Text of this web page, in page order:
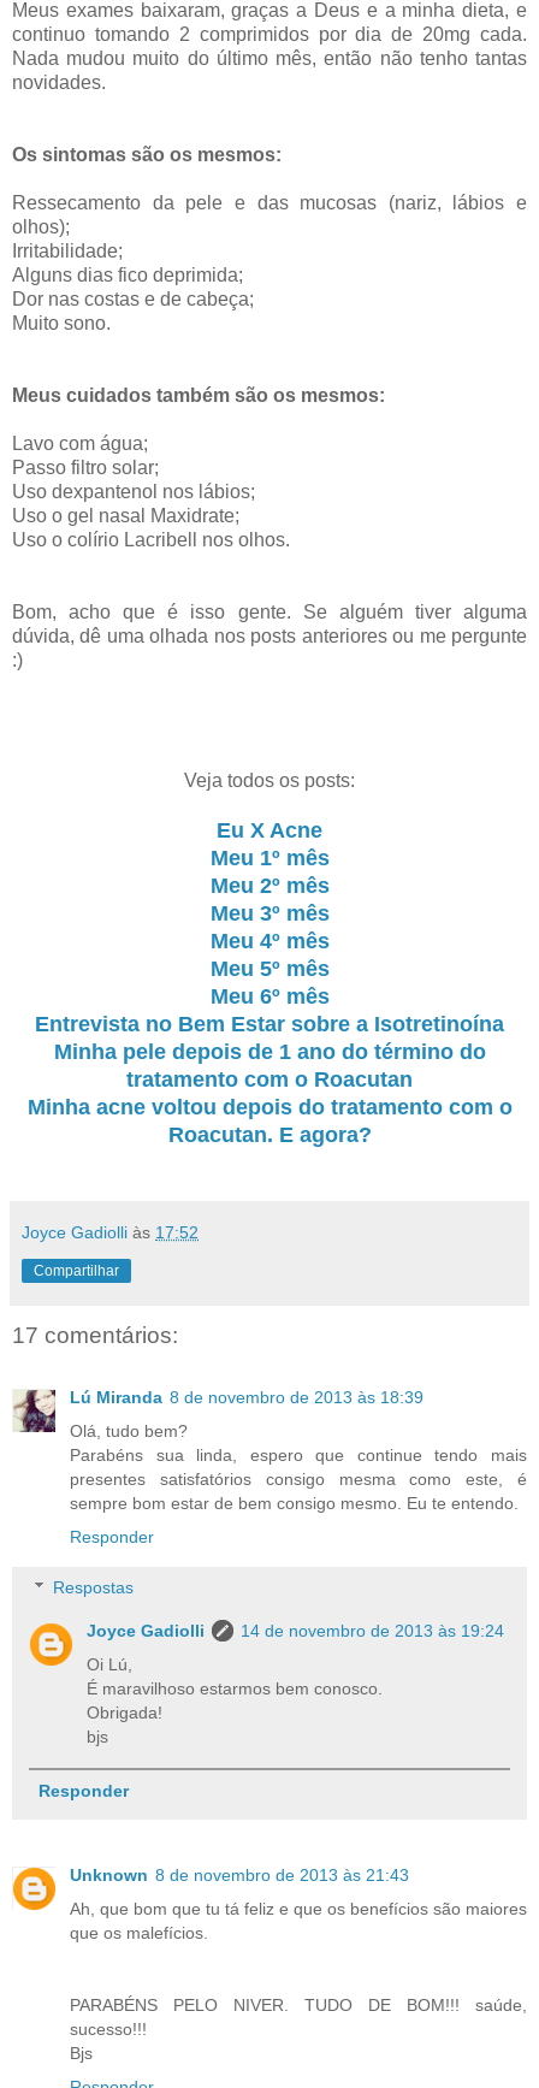
Meus exames baixaram, graças a Deus e a minha dieta, e
continuo tomando 2 comprimidos por dia de 20mg cada.
Nada mudou muito do último mês, então não tenho tantas
novidades.
Os sintomas são os mesmos:
Ressecamento da pele e das mucosas (nariz, lábios e
olhos);
Irritabilidade;
Alguns dias fico deprimida;
Dor nas costas e de cabeça;
Muito sono.
Meus cuidados também são os mesmos:
Lavo com água;
Passo filtro solar;
Uso dexpantenol nos lábios;
Uso o gel nasal Maxidrate;
Uso o colírio Lacribell nos olhos.
Bom, acho que é isso gente. Se alguém tiver alguma
dúvida, dê uma olhada nos posts anteriores ou me pergunte
:)
Veja todos os posts:
Eu X Acne
Meu 1º mês
Meu 2º mês
Meu 3º mês
Meu 4º mês
Meu 5º mês
Meu 6º mês
Entrevista no Bem Estar sobre a Isotretinoína
Minha pele depois de 1 ano do término do
tratamento com o Roacutan
Minha acne voltou depois do tratamento com o
Roacutan. E agora?
Joyce Gadiolli às 17:52
Compartilhar
17 comentários:
Lú Miranda 8 de novembro de 2013 às 18:39
Olá, tudo bem?
Parabéns sua linda, espero que continue tendo mais
presentes satisfatórios consigo mesma como este, é
sempre bom estar de bem consigo mesmo. Eu te entendo.
Responder
Respostas
Joyce Gadiolli
14 de novembro de 2013 às 19:24
Oi Lú,
É maravilhoso estarmos bem conosco.
Obrigada!
bjs
Responder
Unknown 8 de novembro de 2013 às 21:43
Ah, que bom que tu tá feliz e que os benefícios são maiores
que os malefícios.
PARABÉNS PELO NIVER. TUDO DE BOM!!! saúde,
sucesso!!!
Bjs